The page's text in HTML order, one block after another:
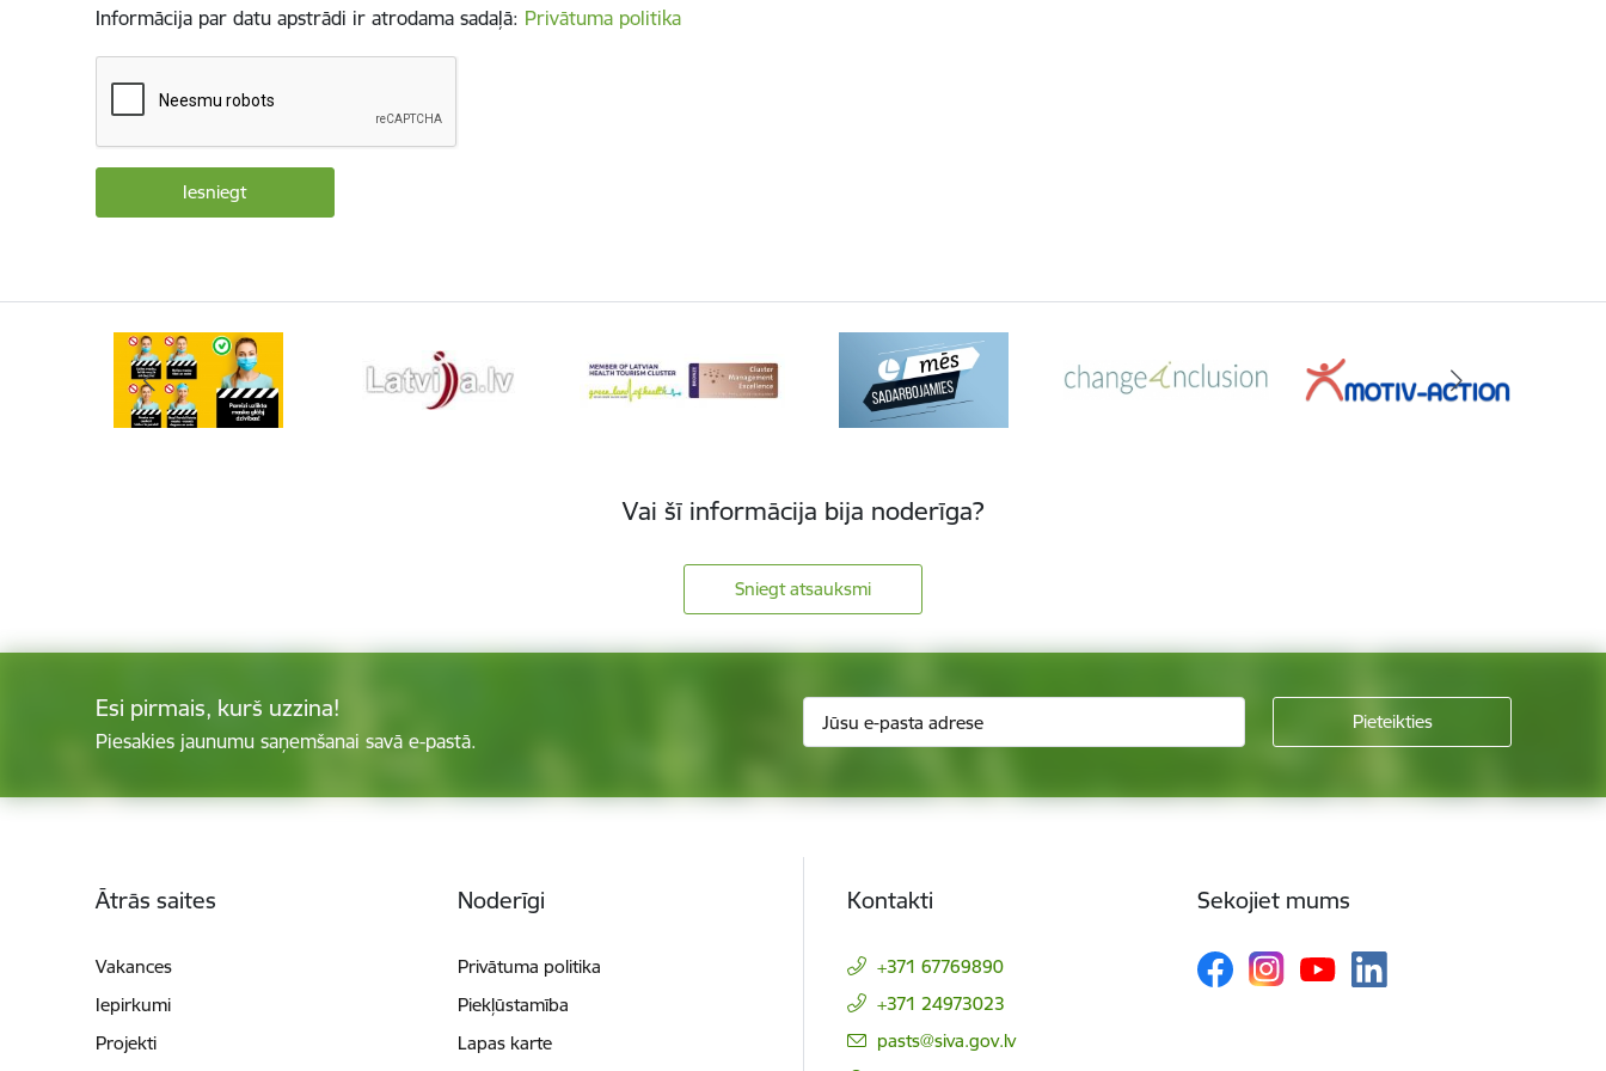
Informācija par datu apstrādi ir atrodama sadaļā: Privātuma politika
Vai šī informācija bija noderīga?
Sniegt atsauksmi
Esi pirmais, kurš uzzina!
Piesakies jaunumu saņemšanai savā e-pastā.
Ātrās saites
Vakances
Iepirkumi
Projekti
Noderīgi
Privātuma politika
Piekļūstamība
Lapas karte
Kontakti
+371 67769890
+371 24973023
E-pasts:
pasts@siva.gov.lv
Sekojiet mums